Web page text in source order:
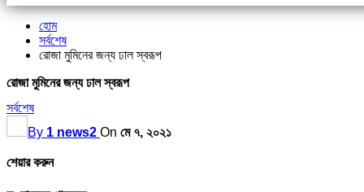
হোম
সর্বশেষ
রোজা মুমিনের জন্য ঢাল স্বরূপ
রোজা মুমিনের জন্য ঢাল স্বরূপ
সর্বশেষ
By 1 news2 On মে ৭, ২০২১
শেয়ার করুন